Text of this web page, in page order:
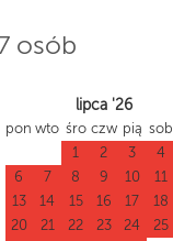
osób
lipca '26
pon wto śro czw pią sob
1
2 3 4
6
7 8 9 10 11
13
14 15 16 17 18
20
21 22 23 24 25